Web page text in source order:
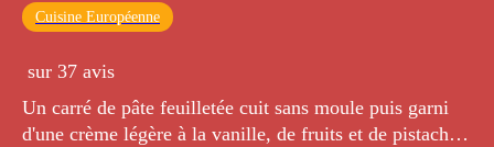
Cuisine Européenne
sur 37 avis
Un carré de pâte feuilletée cuit sans moule puis garni
d'une crème légère à la vanille, de fruits et de pistaches